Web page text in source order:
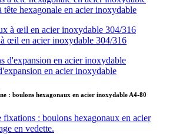
tête hexagonale en acier inoxydable
œil en acier inoxydable 304/316
en acier inoxydable
: boulons hexagonaux en acier inoxydable A4-80